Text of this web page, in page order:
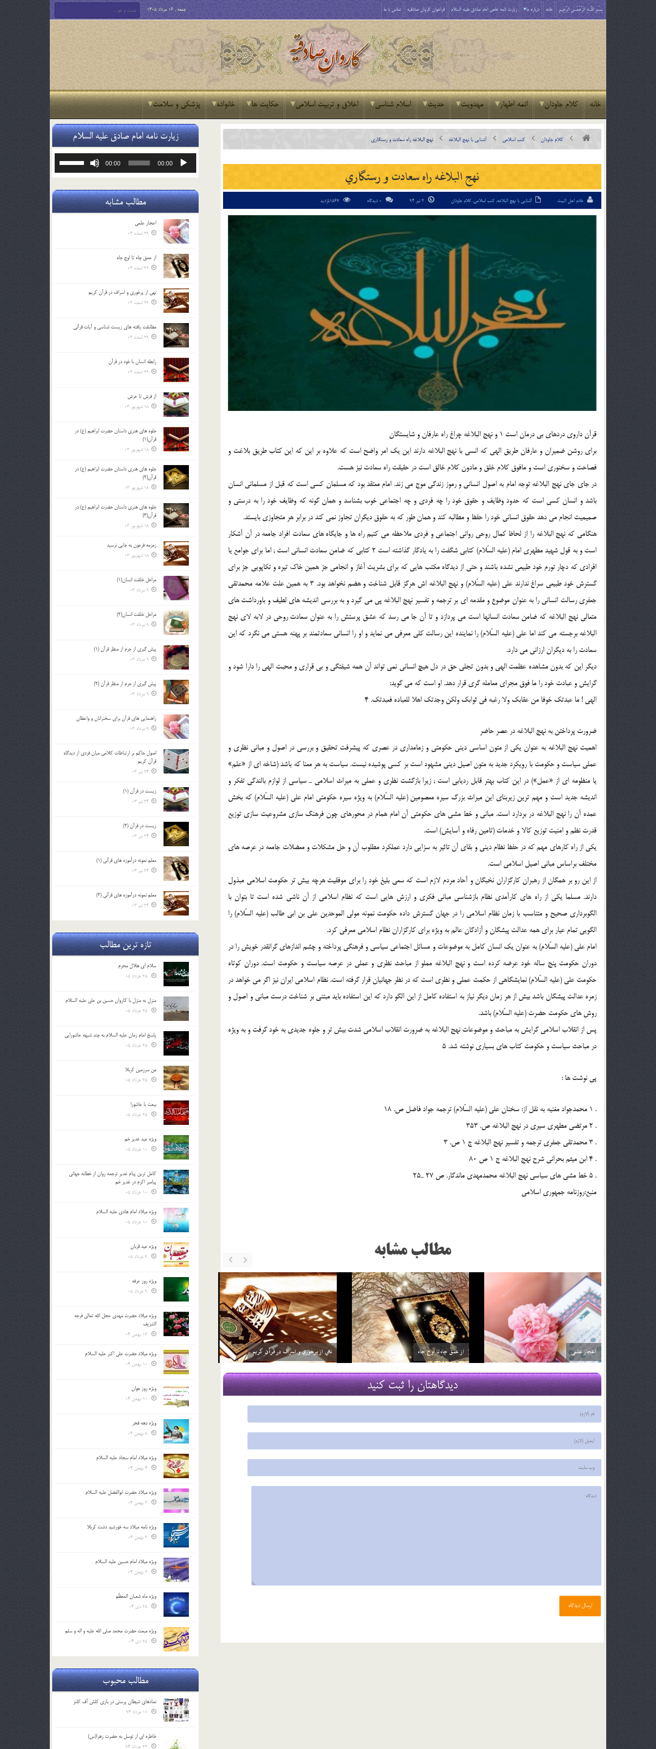
بِسْمِ اللَّـهِ الرَّحْمَـٰنِ الرَّحِيمِ خانه درباره ما زیارت نامه خاص امام صادق علیه السلام فراخوان کاروان صادقیه تماس با ما جمعه , 16 مرداد 1405
خانه کلام جاودان ائمه اطهار مهدویت حدیث اسلام شناسی اخلاق و تربیت اسلامی حکایت ها خانواده پزشکی و سلامت
کلام جاودان کتب اسلامی آشنایی با نهج البلاغه نهج البلاغه راه سعادت و رستگاري
نهج البلاغه راه سعادت و رستگاري
خادم اهل البیت آشنایی با نهج البلاغه,کتب اسلامی,کلام جاودان 0 دیدگاه
قرآن داروي دردهاي بي درمان است 1 و نهج البلاغه چراغ راه عارفان و شايستگان
براي روشن ضميران و عارفان طريق الهي كه انسي با نهج البلاغه دارند اين يك امر واضح است كه علاوه بر اين كه اين كتاب طريق بلاغت و
فصاحت و سخنوري است و مافوق كلام خلق و مادون كلام خالق است در حقيقت راه سعادت نيز هست.
در جاي جاي نهج البلاغه توجه امام به اصول انساني و رموز زندگي موج مي زند. امام معتقد بود كه مسلمان كسي است كه قبل از مسلماني انسان
باشد و انسان كسي است كه حدود وظايف و حقوق خود را چه فردي و چه اجتماعي خوب بشناسد و همان گونه كه وظايف خود را به درستي و
صميميت انجام مي دهد حقوق انساني خود را حفظ و مطالبه كند و همان طور كه به حقوق ديگران تجاوز نمي كند در برابر هر متجاوزي بايستد.
هنگامي كه نهج البلاغه را از لحاظ كمال روحي رواني اجتماعي و فردي ملاحظه مي كنيم راه ها و جايگاه هاي سعادت افراد جامعه در آن آشكار
است و به قول شهيد مطهري امام (علیه السّلام) كتابي شگفت را به يادگار گذاشته است 2 كتابي كه ضامن سعادت انساني است ; اما براي جوامع يا
افرادي كه دچار تورم خود طبيعي نشده باشند و حتي از ديدگاه مكتب هايي كه براي بشريت آغاز و انجامي جز همين خاك تيره و تكاپويي جز براي
گسترش خود طبيعي سراغ ندارند علي (علیه السّلام) و نهج البلاغه اش هرگز قابل شناخت و هضم نخواهد بود. 3 به همين علت علامه محمدتقي
جعفري رسالت انساني را به عنوان موضوع و مقدمه اي بر ترجمه و تفسير نهج البلاغه پي مي گيرد و به بررسي انديشه هاي لطيف و باورداشت هاي
متعالي نهج البلاغه كه ضامن سعادت انسانها است مي پردازد و تا آن جا مي رسد كه عشق پرستش را به عنوان سعادت روحي در لابه لاي نهج
البلاغه برجسته مي كند اما علي (علیه السّلام) را نماينده اين رسالت كلي معرفي مي نمايد و او را انساني سعادتمند بر پهنه هستي مي نگرد كه اين
سعادت را به ديگران ارزاني مي دارد.
ديگر اين كه بدون مشاهده عظمت الهي و بدون تجلي حق در دل هيچ انساني نمي تواند آن همه شيفتگي و بي قراري و محبت الهي را دارا شود و
گرايش و عبادت خود را ما فوق مجراي معامله گري قرار دهد. او است كه مي گويد:
الهي ! ما عبدتك خوفا من عقابك ولا رغبه في ثوابك ولكن وجدتك اهلا للعباده فعبدتك. 4
ضرورت پرداختن به نهج البلاغه در عصر حاضر
اهميت نهج البلاغه به عنوان يكي از متون اساسي ديني حكومتي و زمامداري در عصري كه پيشرفت تحقيق و بررسي در اصول و مباني نظري و
عملي سياست و حكومت با رويكرد جديد به متون اصيل ديني مشهود است بر كسي پوشيده نيست. سياست به هر معنا كه باشد (شاخه اي از «علم»
يا منظومه اي از «عمل») در اين كتاب بهتر قابل رديابي است ; زيرا بازگشت نظري و عملي به ميراث اسلامي ـ سياسي از لوازم بالندگي تفكر و
انديشه جديد است و مهم ترين زيربناي اين ميراث بزرگ سيره معصومين (علیه السّلام) به ويژه سيره حكومتي امام علي (علیه السّلام) كه بخش
عمده آن را نهج البلاغه در بردارد است. مباني و خط مشي هاي حكومتي آن امام همام در محورهاي چون فرهنگ سازي مشروعيت سازي توزيع
قدرت نظم و امنيت توزيع كالا و خدمات (تامين رفاه و آسايش) است.
يكي از راه كارهاي مهم كه در حفظ نظام ديني و بقاي آن تاثير به سزايي دارد عملكرد مطلوب آن و حل مشكلات و معضلات جامعه در عرصه هاي
مختلف براساس مباني اصيل اسلامي است.
از اين رو بر همگان از رهبران كارگزاران نخبگان و آحاد مردم لازم است كه سعي بليغ خود را براي موفقيت هرچه بيش تر حكومت اسلامي مبذول
دارند. مسلما يكي از راه هاي كارآمدي نظام بازشناسي مباني فكري و ارزش هايي است كه نظام اسلامي از آن ناشي شده است تا بتوان با
الگوبرداري صحيح و متناسب با زمان نظام اسلامي را در جهان گسترش داده حكومت نمونه مولي الموحدين علي بن ابي طالب (علیه السّلام) را
الگويي تمام عيار براي همه عدالت پيشگان و آزادگان عالم به ويژه براي كارگزاران نظام اسلامي معرفي كرد.
امام علي (علیه السّلام) به عنوان يك انسان كامل به موضوعات و مسائل اجتماعي سياسي و فرهنگي پرداخته و چشم اندازهاي گرانقدر خويش را در
دوران حكومت پنج ساله خود عرضه كرده است و نهج البلاغه مملو از مباحث نظري و عملي در عرصه سياست و حكومت است. دوران كوتاه
حكومت علي (علیه السّلام) نمايشگاهي از حكمت عملي و نظري است كه در نظر جهانيان قرار گرفته است. نظام اسلامي ايران نيز اگر مي خواهد در
زمره عدالت پيشگان باشد بيش از هر زمان ديگر نياز به استفاده كامل از اين الگو دارد كه اين استفاده بايد مبتني بر شناخت درست مباني و اصول و
روش هاي حكومت حضرت (علیه السّلام) باشد.
پس از انقلاب اسلامي گرايش به مباحث و موضوعات نهج البلاغه به ضرورت انقلاب اسلامي شدت بيش تر و جلوه جديدي به خود گرفت و به ويژه
در مباحث سياست و حكومت كتاب هاي بسياري نوشته شد. 5
پى نوشت ها :
. 1 محمدجواد مغنيه به نقل از: سخنان علي (علیه السّلام) ترجمه جواد فاضل ص. 18
. 2 مرتضي مطهري سيري در نهج البلاغه ص. 353
. 3 محمدتقي جعفري ترجمه و تفسير نهج البلاغه ج 1 ص. 3
. 4 ابن ميثم بحراني شرح نهج البلاغه ج 1 ص 80
. 5 خط مشي هاي سياسي نهج البلاغه محمدمهدي ماندگار. ص 27 ـ25
منبع:روزنامه جمهوری اسلامی
مطالب مشابه
اعجاز علمی
29 اسفند 03
از عمق چاه تا اوج جاه
29 اسفند 03
نهي از پرخوري و اسراف در قرآن کريم
29 اسفند 03
دیدگاهتان را ثبت کنید
زیارت نامه امام صادق علیه السلام
پخش‌کننده
00:00
00:00
یا
صدا
کلیدهای
مطالب مشابه
اعجاز علمی
29 اسفند 03
از عمق چاه تا اوج جاه
29 اسفند 03
نهي از پرخوري و اسراف در قرآن کريم
29 اسفند 03
مطابقت یافته های زیست شناسی و آیات قرآنی
29 اسفند 03
رابطه انسان با خود در قرآن
29 اسفند 03
از فرش تا عرش
18 شهریور 03
جلوه هاي هنري داستان حضرت ابراهيم (ع) در
قرآن(1)
18 شهریور 03
جلوه هاي هنري داستان حضرت ابراهيم (ع) در
قرآن(2)
18 شهریور 03
جلوه هاي هنري داستان حضرت ابراهيم (ع) در
قرآن(3)
18 شهریور 03
زمزمه فرعون به جايي نرسيد
18 شهریور 03
مراحل خلقت انسان(1)
9 مرداد 03
مراحل خلقت انسان(2)
9 مرداد 03
پيش گيري از جرم از منظر قرآن (1)
9 مرداد 03
پيش گيري از جرم از منظر قرآن (2)
9 مرداد 03
راهنمایی های قرآن برای سخنرانان و واعظان
9 مرداد 03
اصول حاكم بر ارتباطات كلامى ميان فردى از ديدگاه
قرآن كريم
24 تیر 03
زیست در قرآن (1)
24 تیر 03
زیست در قرآن (2)
24 تیر 03
معلم نمونه درآموزه هاي قرآني (1)
24 تیر 03
معلم نمونه درآموزه هاي قرآني (2)
24 تیر 03
تازه ترین مطالب
سلام ای هلال محرم
منزل به منزل با کاروان حسین بن علی علیه السلام
پاسخ امام زمان علیه السلام به چند شبهه عاشورایی
من سرزمین کربلا
بیعت با عاشورا
ویژه عید غدیر خم
کامل ترین پیام غدیر ترجمه روان از خطابه جهانی
پیامبر اکرم در غدیر خم
ویژه میلاد امام هادی علیه السلام
ویژه عید قربان
ویژه روز عرفه
ویژه میلاد حضرت مهدی عجل الله تعالی فرجه
الشريف
ویژه میلاد حضرت علی اکبر علیه السلام
ویژه روز جوان
ویژه دهه فجر
ویژه میلاد امام سجاد علیه السلام
ویژه میلاد حضرت ابوالفضل علیه السلام
ویژه نامه میلاد سه خورشید دشت کربلا
ویژه میلاد امام حسین علیه السلام
ویژه ماه شعبان المعظّم
ویژه مبعث حضرت محمد صلی الله علیه و اله و سلم
مطالب محبوب
نمادهای شیطان پرستی در بازی کلش آف کلنز
خاطره ای از توسل به حضرت زهرا(س)